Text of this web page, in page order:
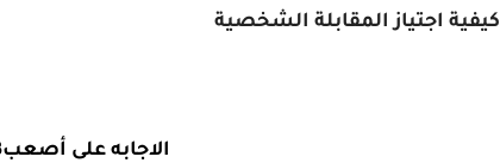
كيفية اجتياز المقابلة الشخصية
الاجابه على أصعب3 اسئلة فى المقابلات الشخصية !